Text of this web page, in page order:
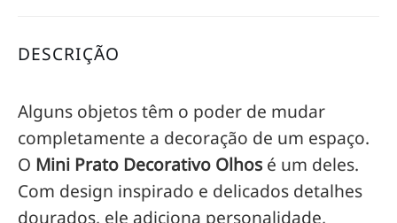
DESCRIÇÃO
Alguns objetos têm o poder de mudar
completamente a decoração de um espaço.
O Mini Prato Decorativo Olhos é um deles.
Com design inspirado e delicados detalhes
dourados, ele adiciona personalidade,